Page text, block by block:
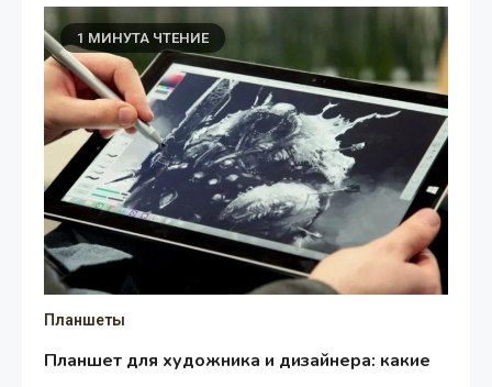
1 МИНУТА ЧТЕНИЕ
Планшеты
Планшет для художника и дизайнера: какие